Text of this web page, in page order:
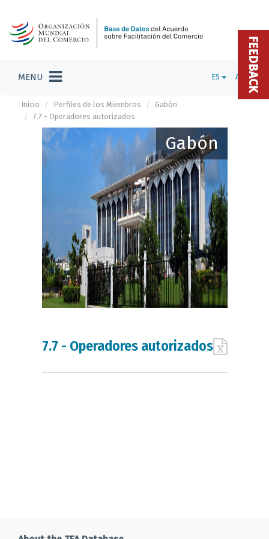
MENU ES ADMIN
Inicio Perfiles de los Miembros
Gabón
7.7 - Operadores autorizados
Gabón
7.7 - Operadores autorizados
FEEDBACK